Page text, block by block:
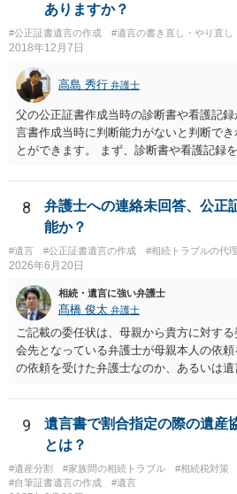
ありますか？
#公正証書遺言の作成 #遺言の書き直し・やり直し
2018年12月7日
高島 秀行 弁護士
父の公正証書作成当時の診断書や看護記
言書作成当時に判断能力がないと判断で
とができます。 まず、診断書や看護記録
いと思います。
8
弁護士への連絡未回答、公正
能か？
#遺言 #公正証書遺言の作成 #相続トラブルの代
2026年6月20日
相続・遺言に強い弁護士
髙橋 俊太 弁護士
ご記載の委任状は、母親から貴方に対す
会先となっている弁護士が母親本人の依
の依頼を受けた弁護士なのか、あるいは
と思われます。 仮に、その弁護士が母親
であれば、母親本人に対する報告義務が
に一任する旨を明確に伝えており、委任
絡、進捗確認、公正証書遺言の作成有無
るのであれば、貴方から進捗状況等の説明
他方で、その弁護士が兄の依頼を受けた弁
9
遺言書で割合指定の際の遺産
とは？
#遺産分割 #家族間の相続トラブル #相続税対策
#自筆証書遺言の作成
#遺言